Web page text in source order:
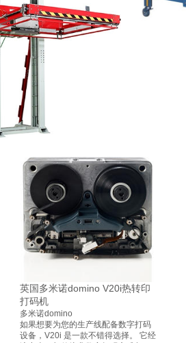
英国多米诺domino V20i热转印
打码机
多米诺domino
如果想要为您的生产线配备数字打码
设备，V20i 是一款不错得选择。 它经